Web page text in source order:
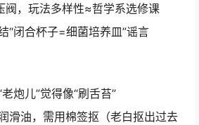
阀，玩法多样性≈哲学系选修课
“闭合杯子=细菌培养皿”谣言
炮儿”觉得像“刷舌苔”
滑油，需用棉签抠（老白抠出过去